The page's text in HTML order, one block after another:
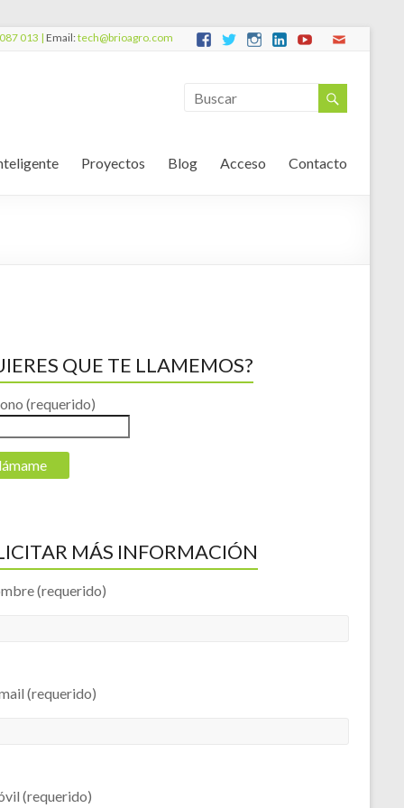
013 | Email:tech@brioagro.com
Proyectos Blog Acceso Contacto
QUE TE LLAMEMOS?
(requerido)
MÁS INFORMACIÓN
(requerido)
(requerido)
(requerido)